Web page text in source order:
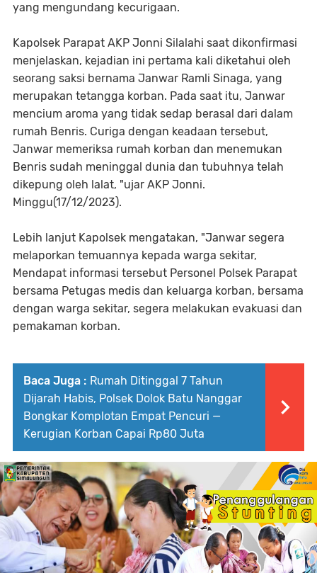
yang mengundang kecurigaan.
Kapolsek Parapat AKP Jonni Silalahi saat dikonfirmasi
menjelaskan, kejadian ini pertama kali diketahui oleh
seorang saksi bernama Janwar Ramli Sinaga, yang
merupakan tetangga korban. Pada saat itu, Janwar
mencium aroma yang tidak sedap berasal dari dalam
rumah Benris. Curiga dengan keadaan tersebut,
Janwar memeriksa rumah korban dan menemukan
Benris sudah meninggal dunia dan tubuhnya telah
dikepung oleh lalat, "ujar AKP Jonni.
Minggu(17/12/2023).
Lebih lanjut Kapolsek mengatakan, "Janwar segera
melaporkan temuannya kepada warga sekitar,
Mendapat informasi tersebut Personel Polsek Parapat
bersama Petugas medis dan keluarga korban, bersama
dengan warga sekitar, segera melakukan evakuasi dan
pemakaman korban.
Baca Juga : Rumah Ditinggal 7 Tahun
Dijarah Habis, Polsek Dolok Batu Nanggar
Bongkar Komplotan Empat Pencuri —
Kerugian Korban Capai Rp80 Juta